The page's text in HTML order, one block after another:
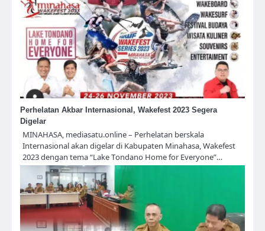
Perhelatan Akbar Internasional, Wakefest 2023 Segera
Digelar
MINAHASA, mediasatu.online – Perhelatan berskala
Internasional akan digelar di Kabupaten Minahasa, Wakefest
2023 dengan tema “Lake Tondano Home for Everyone”…